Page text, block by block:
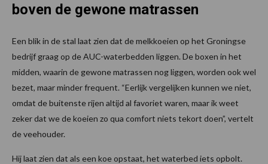
boven de gewone matrassen
Een blik in de stal laat zien dat de melkkoeien op het Groningse
bedrijf graag op de AUC-waterbedden liggen. De boxen in het
midden, waarin de gewone matrassen nog liggen, worden ook wel
bezet, maar minder frequent. “Eerlijk vergelijken kunnen we niet,
omdat de buitenste rijen altijd al favoriet waren, maar ik weet
zeker dat we de koeien zo qua comfort niets tekort doen”, vertelt
de veehouder.
Hij laat zien dat als een koe opstaat, het waterbed iets opbolt.